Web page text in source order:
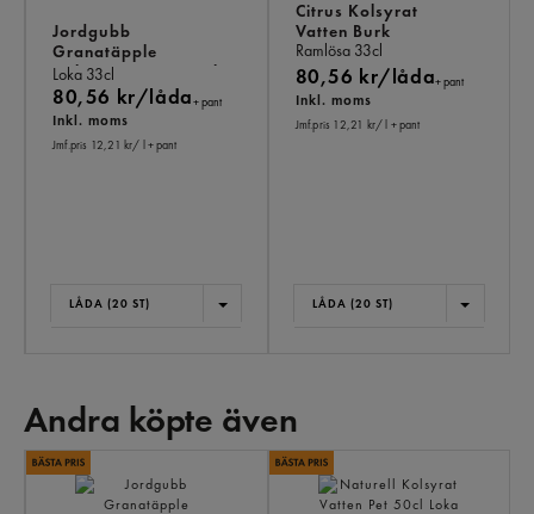
Jordgubb
Granatäpple
Kolsyrat Vatten Burk
Loka 33cl
80,56 kr/låda+ pant
Inkl. moms
Jmf.pris 12,21 kr/ l+ pant
LÅDA (20 ST)
Citrus Kolsyrat
Vatten Burk
Ramlösa 33cl
80,56 kr/låda+ pant
Inkl. moms
Jmf.pris 12,21 kr/ l + pant
LÅDA (20 ST)
Andra köpte även